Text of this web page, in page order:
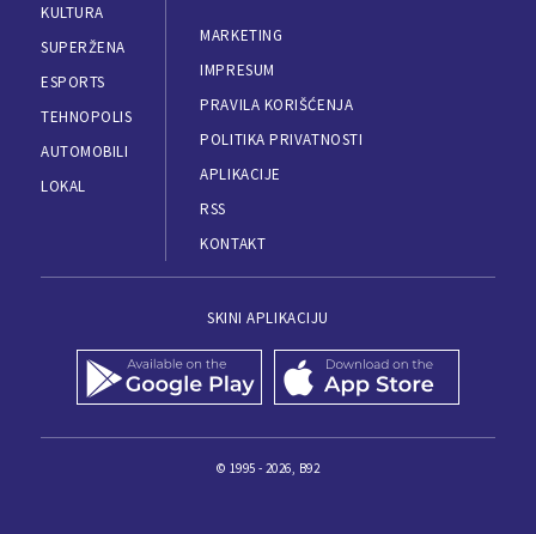
KULTURA
SUPERŽENA
ESPORTS
TEHNOPOLIS
AUTOMOBILI
LOKAL
MARKETING
IMPRESUM
PRAVILA KORIŠĆENJA
POLITIKA PRIVATNOSTI
APLIKACIJE
RSS
KONTAKT
SKINI APLIKACIJU
© 1995 - 2026, B92